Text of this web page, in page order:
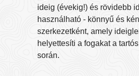
ideig (évekig!) és rövidebb
használható - könnyű és
szerkezetként, amely
helyettesíti a fogakat a
során.